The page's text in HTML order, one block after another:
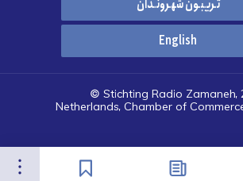
نشان‌گذاشته‌ها
تریبون شهروندان
English
© Stichting Radio Zamaneh,
Netherlands, Chamber of